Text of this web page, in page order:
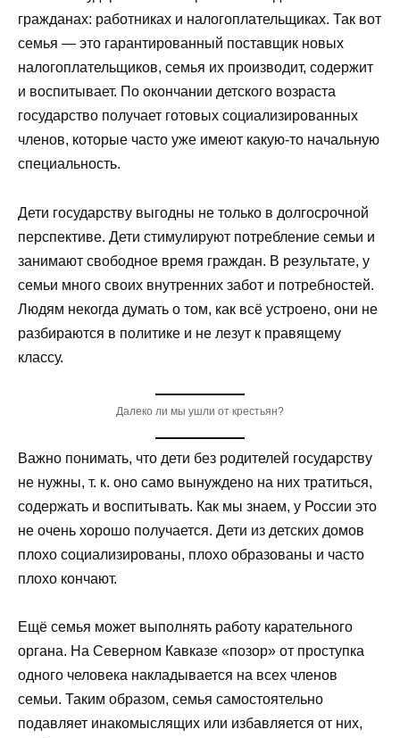
гражданах: работниках и налогоплательщиках. Так вот
семья — это гарантированный поставщик новых
налогоплательщиков, семья их производит, содержит
и воспитывает. По окончании детского возраста
государство получает готовых социализированных
членов, которые часто уже имеют какую-то начальную
специальность.
Дети государству выгодны не только в долгосрочной
перспективе. Дети стимулируют потребление семьи и
занимают свободное время граждан. В результате, у
семьи много своих внутренних забот и потребностей.
Людям некогда думать о том, как всё устроено, они не
разбираются в политике и не лезут к правящему
классу.
Далеко ли мы ушли от крестьян?
Важно понимать, что дети без родителей государству
не нужны, т. к. оно само вынуждено на них тратиться,
содержать и воспитывать. Как мы знаем, у России это
не очень хорошо получается. Дети из детских домов
плохо социализированы, плохо образованы и часто
плохо кончают.
Ещё семья может выполнять работу карательного
органа. На Северном Кавказе «позор» от проступка
одного человека накладывается на всех членов
семьи. Таким образом, семья самостоятельно
подавляет инакомыслящих или избавляется от них,